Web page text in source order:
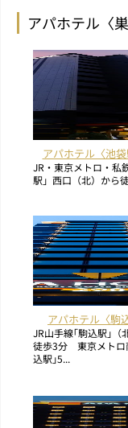
アパホテル〈
アパホテル〈池袋
JR・東京メトロ・私
駅」西口（北）から
アパホテル〈駒
JR山手線｢駒込駅｣（
徒歩3分 東京メトロ
込駅｣5...